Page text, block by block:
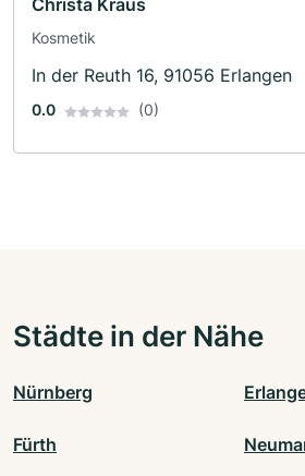
Christa Kraus
Kosmetik
In der Reuth 16, 91056 Erlangen
0.0 (0)
Städte in der Nähe
Nürnberg
Fürth